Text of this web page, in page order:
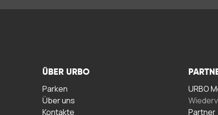
ÜBER URBO
Parken
Über uns
Kontakte
URBO
Partner